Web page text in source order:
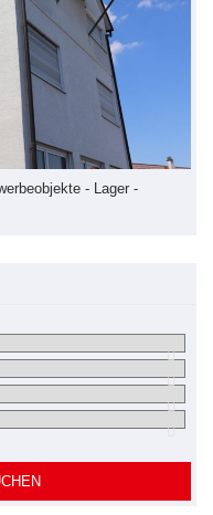
Feuerbach | Büro -